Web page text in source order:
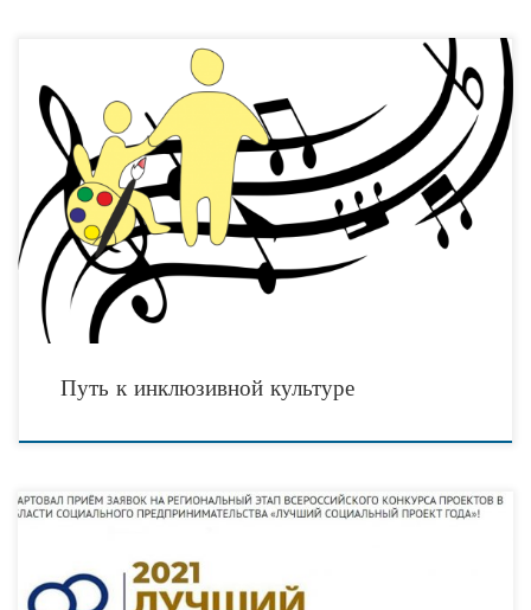
Автономная некоммерческая организация «Социально Направленная
Организация людей с ограниченными возможностями «Вдохновение» при
поддержке президентского фонда культурных инициатив представляет проект
по обучению сотрудников учреждений сферы культуры
Путь к инклюзивной культуре